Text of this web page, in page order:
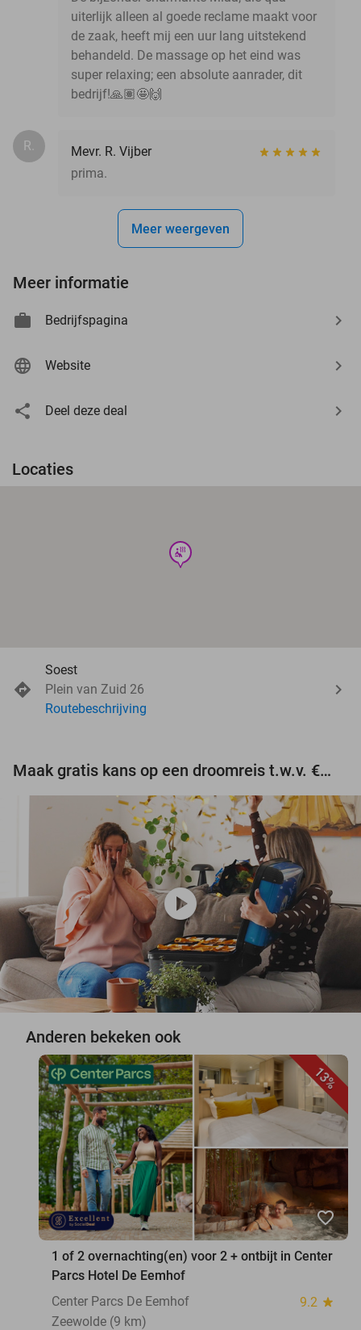
uiterlijk alleen al goede reclame maakt voor
de zaak, heeft mij een uur lang uitstekend
behandeld. De massage op het eind was
super relaxing; een absolute aanrader, dit
bedrijf!🙏🏽🤩🙌
R.
Mevr. R. Vijber
prima.
Meer weergeven
Meer informatie
Bedrijfspagina
Website
Deel deze deal
Locaties
wellness
Soest
Plein van Zuid 26
Routebeschrijving
Maak gratis kans op een droomreis t.w.v. €3.000!
play_circle
Anderen bekeken ook
13%
favorite_border
1 of 2 overnachting(en) voor 2 + ontbijt in Center
Parcs Hotel De Eemhof
Center Parcs De Eemhof
9.2 star
Zeewolde (9 km)